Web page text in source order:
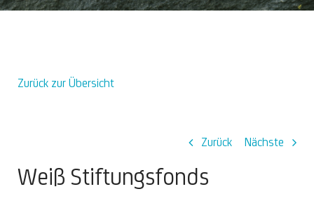
Zurück zur Übersicht
Zurück Nächste
Weiß Stiftungsfonds